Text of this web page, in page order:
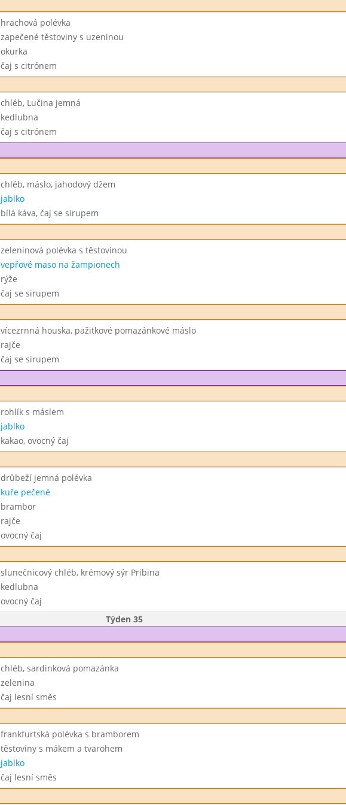
hrachová polévka
zapečené těstoviny s uzeninou
okurka
čaj s citrónem
chléb, Lučina jemná
kedlubna
čaj s citrónem
chléb, máslo, jahodový džem
jablko
bílá káva, čaj se sirupem
zeleninová polévka s těstovinou
vepřové maso na žampionech
rýže
čaj se sirupem
vícezrnná houska, pažitkové pomazánkové máslo
rajče
čaj se sirupem
rohlík s máslem
jablko
kakao, ovocný čaj
drůbeží jemná polévka
kuře pečené
brambor
rajče
ovocný čaj
slunečnicový chléb, krémový sýr Pribina
kedlubna
ovocný čaj
Týden 35
chléb, sardinková pomazánka
zelenina
čaj lesní směs
frankfurtská polévka s bramborem
těstoviny s mákem a tvarohem
jablko
čaj lesní směs